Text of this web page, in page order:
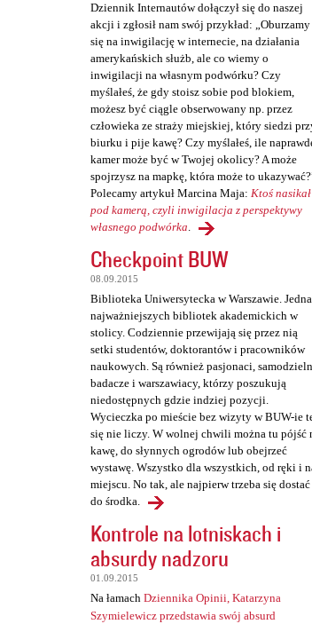
Dziennik Internautów dołączył się do naszej
akcji i zgłosił nam swój przykład: „Oburzamy
się na inwigilację w internecie, na działania
amerykańskich służb, ale co wiemy o
inwigilacji na własnym podwórku? Czy
myślałeś, że gdy stoisz sobie pod blokiem,
możesz być ciągle obserwowany np. przez
człowieka ze straży miejskiej, który siedzi
biurku i pije kawę? Czy myślałeś, ile
kamer może być w Twojej okolicy? A może
spojrzysz na mapkę, która może to
Polecamy artykuł Marcina Maja: Ktoś nasikał
pod kamerą, czyli inwigilacja z perspektywy
własnego podwórka.
Checkpoint BUW
08.09.2015
Biblioteka Uniwersytecka w Warszawie.
najważniejszych bibliotek akademickich w
stolicy. Codziennie przewijają się przez nią
setki studentów, doktorantów i pracowników
naukowych. Są również pasjonaci,
badacze i warszawiacy, którzy poszukują
niedostępnych gdzie indziej pozycji.
Wycieczka po mieście bez wizyty w BUW-ie
się nie liczy. W wolnej chwili można tu pójść
kawę, do słynnych ogrodów lub obejrzeć
wystawę. Wszystko dla wszystkich, od ręki i
miejscu. No tak, ale najpierw trzeba się dostać
do środka.
Kontrole na lotniskach i
absurdy nadzoru
01.09.2015
Na łamach Dziennika Opinii, Katarzyna
Szymielewicz przedstawia swój absurd